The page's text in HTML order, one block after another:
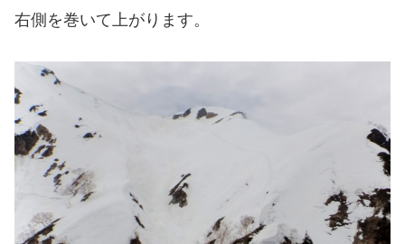
右側を巻いて上がります。